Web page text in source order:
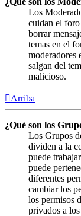
Los
cuidan el
borrar
temas en el
moderadores
salgan del
malicioso.
Arriba
¿Qué son los
Los Grupos
dividen a la
puede
puede
diferentes
cambiar los
los permisos
privados a